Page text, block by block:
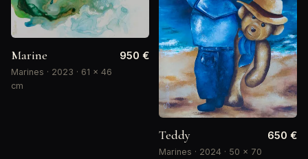
Marine
Marines · 2023 · 61 × 46
cm
950 €
Teddy
Marines · 2024 · 50 × 70
650 €